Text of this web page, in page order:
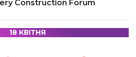
Construction Forum
18 КВІТНЯ